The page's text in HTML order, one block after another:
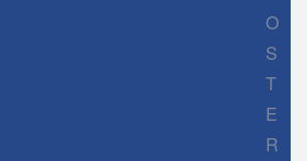
O
S
T
E
R